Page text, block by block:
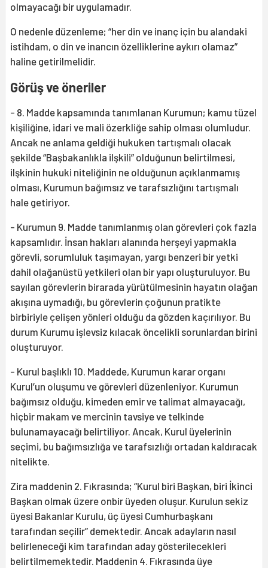
olmayacağı bir uygulamadır.
O nedenle düzenleme; “her din ve inanç için bu alandaki
istihdam, o din ve inancın özelliklerine aykırı olamaz”
haline getirilmelidir.
Görüş ve öneriler
- 8. Madde kapsamında tanımlanan Kurumun; kamu tüzel
kişiliğine, idari ve mali özerkliğe sahip olması olumludur.
Ancak ne anlama geldiği hukuken tartışmalı olacak
şekilde “Başbakanlıkla ilşkili” olduğunun belirtilmesi,
ilşkinin hukuki niteliğinin ne olduğunun açıklanmamış
olması, Kurumun bağımsız ve tarafsızlığını tartışmalı
hale getiriyor.
- Kurumun 9. Madde tanımlanmış olan görevleri çok fazla
kapsamlıdır. İnsan hakları alanında herşeyi yapmakla
görevli, sorumluluk taşımayan, yargı benzeri bir yetki
dahil olağanüstü yetkileri olan bir yapı oluşturuluyor. Bu
sayılan görevlerin birarada yürütülmesinin hayatın olağan
akışına uymadığı, bu görevlerin çoğunun pratikte
birbiriyle çelişen yönleri olduğu da gözden kaçırılıyor. Bu
durum Kurumu işlevsiz kılacak öncelikli sorunlardan birini
oluşturuyor.
- Kurul başlıklı 10. Maddede, Kurumun karar organı
Kurul’un oluşumu ve görevleri düzenleniyor. Kurumun
bağımsız olduğu, kimeden emir ve talimat almayacağı,
hiçbir makam ve mercinin tavsiye ve telkinde
bulunamayacağı belirtiliyor. Ancak, Kurul üyelerinin
seçimi, bu bağımsızlığa ve tarafsızlığı ortadan kaldıracak
nitelikte.
Zira maddenin 2. Fıkrasında; “Kurul biri Başkan, biri İkinci
Başkan olmak üzere onbir üyeden oluşur. Kurulun sekiz
üyesi Bakanlar Kurulu, üç üyesi Cumhurbaşkanı
tarafından seçilir” demektedir. Ancak adayların nasıl
belirleneceği kim tarafından aday gösterilecekleri
belirtilmemektedir. Maddenin 4. Fıkrasında üye